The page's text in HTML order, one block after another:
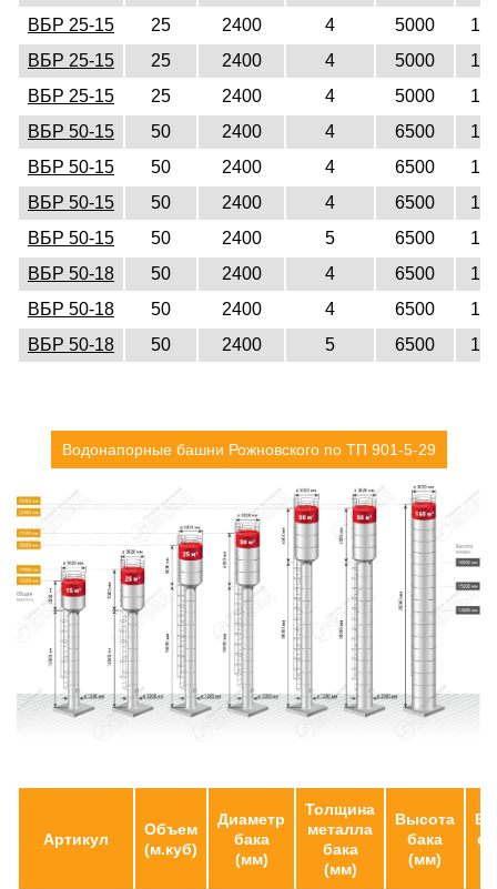
ВБР 25-15
25 2400 4 5000
ВБР 25-15
25 2400 4 5000
ВБР 25-15
25 2400 4 5000
ВБР 50-15
50 2400 4 6500
ВБР 50-15
50 2400 4 6500
ВБР 50-15
50 2400 4 6500
ВБР 50-15
50 2400 5 6500
ВБР 50-18
50 2400 4 6500
ВБР 50-18
50 2400 4 6500
ВБР 50-18
50 2400 5 6500
Водонапорные башни Рожновского по ТП 901-5-29
Артикул
Объем
(м.куб)
Диаметр
бака
(мм)
Толщина
металла
бака
(мм)
Высота
бака
(мм)